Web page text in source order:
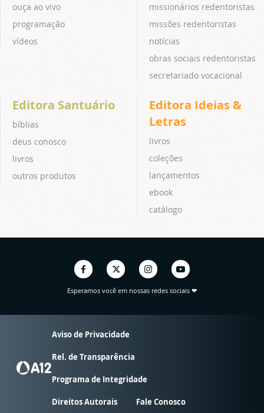
ouça ao vivo
programação
vídeos
missionários redentoristas
missões redentoristas
notícias
obras sociais redentoristas
secretariado vocacional
Editora Santuário
bíblias
deus conosco
livros
outros produtos
Editora Ideias &
Letras
livros
coleções
lançamentos
ebook
catálogo
Esperamos você em nossas redes sociais ❤
Aviso de Privacidade
Rel. de Transparência
Programa de Integridade
Direitos Autorais Fale Conosco